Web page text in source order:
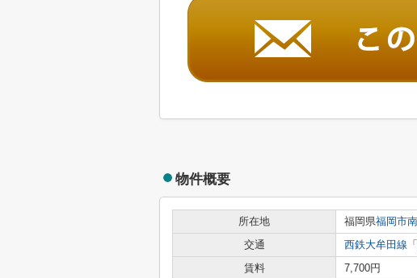
物件概要
所在地 福岡県福岡市
交通
西鉄大牟田線 「
賃料
7,700円